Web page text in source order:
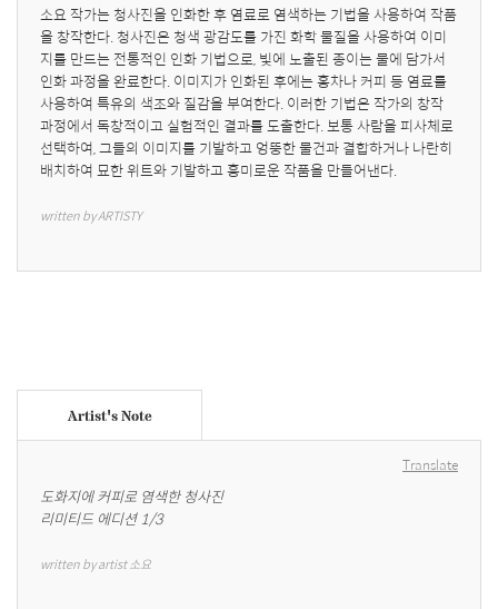
소요 작가는 청사진을 인화한 후 염료로 염색하는 기법을 사용하여 작품
을 창작한다. 청사진은 청색 광감도를 가진 화학 물질을 사용하여 이미
지를 만드는 전통적인 인화 기법으로, 빛에 노출된 종이는 물에 담가서
인화 과정을 완료한다. 이미지가 인화된 후에는 홍차나 커피 등 염료를
사용하여 특유의 색조와 질감을 부여한다. 이러한 기법은 작가의 창작
과정에서 독창적이고 실험적인 결과를 도출한다. 보통 사람을 피사체로
선택하여, 그들의 이미지를 기발하고 엉뚱한 물건과 결합하거나 나란히
배치하여 묘한 위트와 기발하고 흥미로운 작품을 만들어낸다.
written by ARTISTY
Artist's Note
Translate
도화지에 커피로 염색한 청사진
리미티드 에디션 1/3
written by artist 소요